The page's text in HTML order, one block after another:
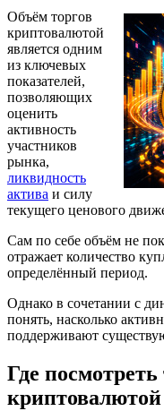
Объём торгов
криптовалютой
является одним
из ключевых
показателей,
позволяющих
оценить
активность
участников
рынка,
ликвидность
актива и силу
текущего ценового
Сам по себе объём не
отражает количество
определённый период.
Однако в сочетании с
понять, насколько
поддерживают
Где
криптовалютой